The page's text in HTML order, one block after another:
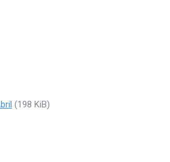
(198 KiB)